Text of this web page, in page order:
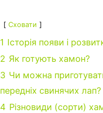
Сховати
1 Історія появи і
2 Як готують хамон?
3 Чи можна
передніх свинячих лап?
4 Різновиди (сорти)